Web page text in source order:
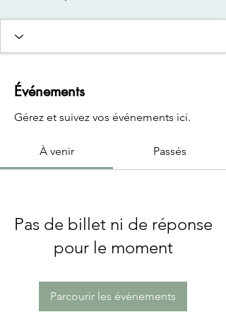
Événements
Gérez et suivez vos événements ici.
À venir Passés
Pas de billet ni de réponse
pour le moment
Parcourir les événements